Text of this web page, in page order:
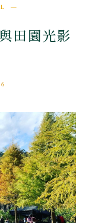
—
田園光影